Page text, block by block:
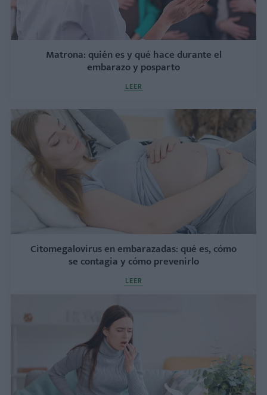
Matrona: quién es y qué hace durante el
embarazo y posparto
LEER
Citomegalovirus en embarazadas: qué es, cómo
se contagia y cómo prevenirlo
LEER